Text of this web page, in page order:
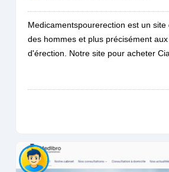
Medicamentspourerection est un
des hommes et plus précisément
d'érection. Notre site pour acheter